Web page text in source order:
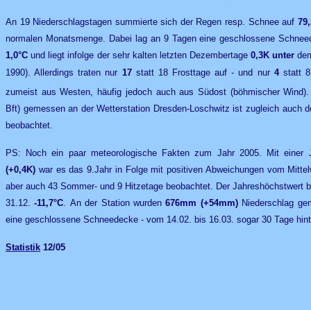
An 19 Niederschlagstagen summierte sich der Regen resp. Schnee auf
normalen Monatsmenge. Dabei lag an 9 Tagen eine geschlossene
1,0°C und liegt infolge der sehr kalten letzten Dezembertage0,3K unter
1990). Allerdings traten nur 17statt 18 Frosttage auf - und nur 4statt 8
zumeist aus Westen, häufig jedoch auch aus Südost (böhmischer
Bft) gemessen an der Wetterstation Dresden-Loschwitz ist zugleich auch
beobachtet.
PS: Noch ein paar meteorologische Fakten zum Jahr 2005. Mit einer
(+0,4K) war es das 9.Jahr in Folge mit positiven Abweichungen vom
aber auch 43 Sommer- und 9 Hitzetage beobachtet. Der Jahreshöchstwert
31.12.-11,7°C An der Station wurden676mm (+54mm) Niederschlag
eine geschlossene Schneedecke - vom 14.02. bis 16.03. sogar 30 Tage
Statistik 12/05